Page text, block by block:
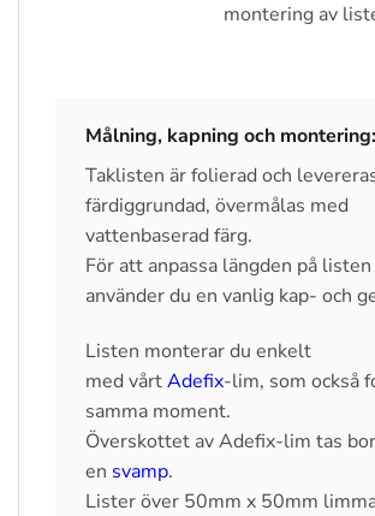
montering av
Målning, kapning och montering:
Taklisten är folierad och
färdiggrundad, övermålas med
vattenbaserad färg.
För att anpassa längden på listen
använder du en vanlig kap- och
Listen monterar du enkelt
med vårtAdefix-lim, som också
samma moment.
Överskottet av Adefix-lim tas
en svamp.
Lister över 50mm x 50mm